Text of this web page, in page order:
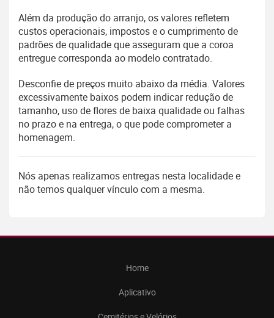
Além da produção do arranjo, os valores refletem
custos operacionais, impostos e o cumprimento de
padrões de qualidade que asseguram que a coroa
entregue corresponda ao modelo contratado.
Desconfie de preços muito abaixo da média. Valores
excessivamente baixos podem indicar redução de
tamanho, uso de flores de baixa qualidade ou falhas
no prazo e na entrega, o que pode comprometer a
homenagem.
Nós apenas realizamos entregas nesta localidade e
não temos qualquer vínculo com a mesma.
Home
Aplicativo